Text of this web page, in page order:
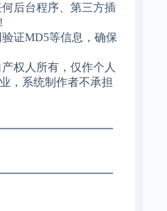
后台程序、第三方插
证MD5等信息，确保
权人所有，仅作个人
，系统制作者不承担